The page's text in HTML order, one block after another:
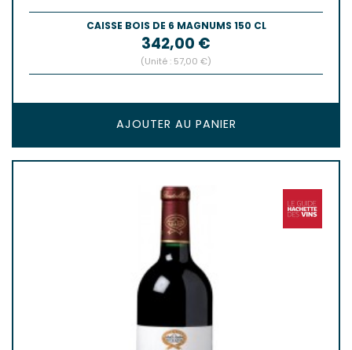
CAISSE BOIS DE 6 MAGNUMS 150 CL
Prix
342,00 €
(Unité : 57,00 €)
AJOUTER AU PANIER